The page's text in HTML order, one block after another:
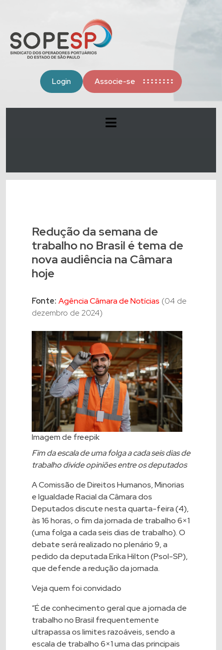
Login Associe-se
Redução da semana de
trabalho no Brasil é tema de
nova audiência na Câmara
hoje
Fonte: Agência Câmara de Notícias (04 de
dezembro de 2024)
Imagem de freepik
Fim da escala de uma folga a cada seis dias de
trabalho divide opiniões entre os deputados
A Comissão de Direitos Humanos, Minorias
e Igualdade Racial da Câmara dos
Deputados discute nesta quarta-feira (4),
às 16 horas, o fim da jornada de trabalho 6×1
(uma folga a cada seis dias de trabalho). O
debate será realizado no plenário 9, a
pedido da deputada Erika Hilton (Psol-SP),
que defende a redução da jornada.
Veja quem foi convidado
“É de conhecimento geral que a jornada de
trabalho no Brasil frequentemente
ultrapassa os limites razoáveis, sendo a
escala de trabalho 6×1 uma das principais